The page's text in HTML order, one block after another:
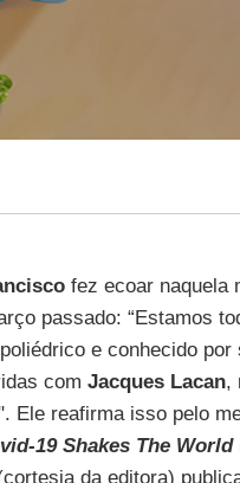
fez ecoar naquela
passado: “Estamos
e conhecido por
com Jacques Lacan,
Ele reafirma isso pelo
19 Shakes The World
da editora)